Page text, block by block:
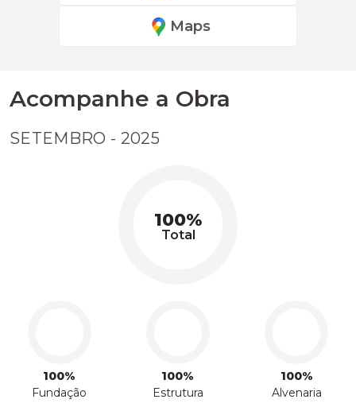
Maps
Acompanhe a Obra
SETEMBRO - 2025
100%
Total
100%
Fundação
100%
Estrutura
100%
Alvenaria